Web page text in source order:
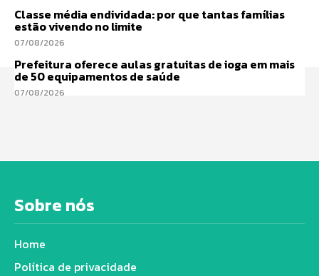
Classe média endividada: por que tantas famílias
estão vivendo no limite
07/08/2026
Prefeitura oferece aulas gratuitas de ioga em mais
de 50 equipamentos de saúde
07/08/2026
Sobre nós
Home
Política de privacidade